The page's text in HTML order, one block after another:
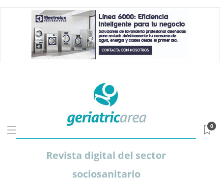
Revista digital del sector
sociosanitario
0